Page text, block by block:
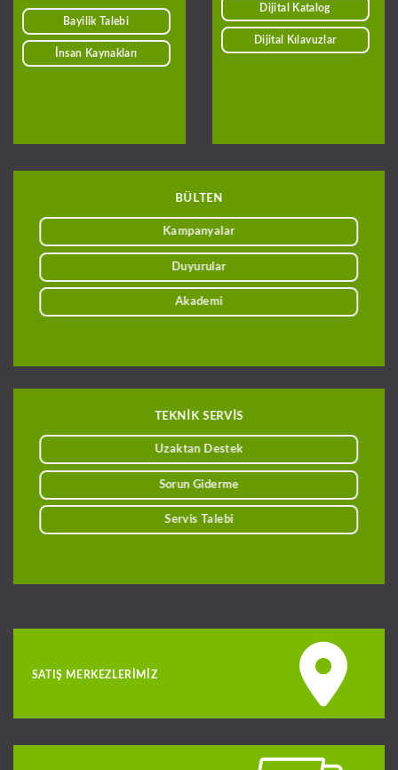
Bayilik Talebi
İnsan Kaynakları
Dijital Katalog
Dijital Kılavuzlar
BÜLTEN
Kampanyalar
Duyurular
Akademi
TEKNİK SERVİS
Uzaktan Destek
Sorun Giderme
Servis Talebi
SATIŞ MERKEZLERIMIZ